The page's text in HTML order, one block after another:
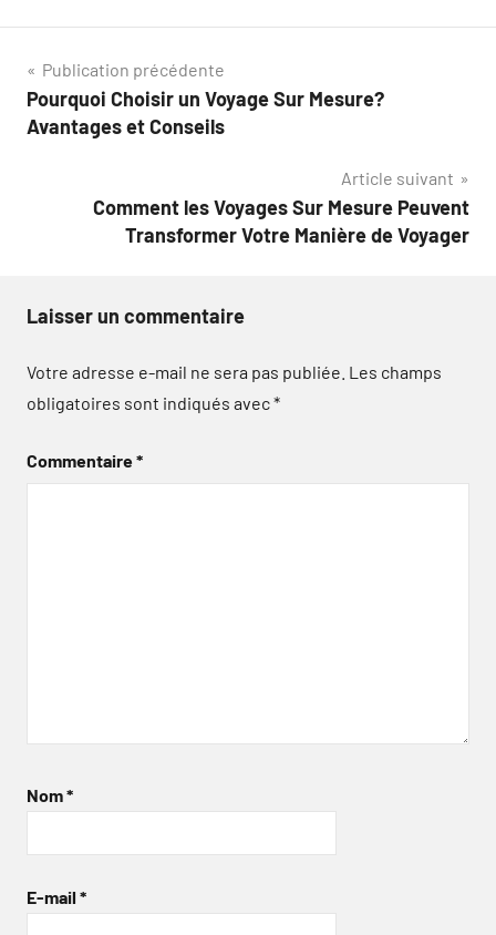
Navigation
de
Publication précédente
Pourquoi Choisir un Voyage Sur Mesure?
Avantages et Conseils
Article suivant
Comment les Voyages Sur Mesure Peuvent
Transformer Votre Manière de Voyager
Laisser un commentaire
Votre adresse e-mail ne sera pas publiée. Les champs
obligatoires sont indiqués avec*
Commentaire*
Nom*
E-mail *